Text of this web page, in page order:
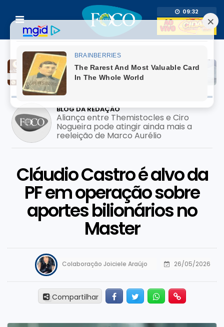
09:32
BLOG DA REDAÇÃO
Aliança entre Themistocles e Ciro
Nogueira pode atingir ainda mais a
reeleição de Marco Aurélio
Cláudio Castro é alvo da
PF em operação sobre
aportes bilionários no
Master
Colaboração Joiciele Araújo 26/05/2026
Compartilhar FacebookTwitter Whatsapp